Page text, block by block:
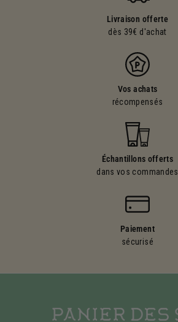
Livraison offerte
dès 39€ d'achat
Vos achats
récompensés
Échantillons offerts
dans vos commandes
Paiement
sécurisé